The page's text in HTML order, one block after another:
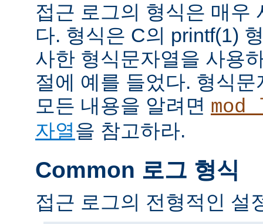
접근 로그의 형식은 매우
다. 형식은 C의 printf(1)
사한 형식문자열을 사용
절에 예를 들었다. 형식
모든 내용을 알려면
자열을 참고하라.
Common 로그 형식
접근 로그의 전형적인 설